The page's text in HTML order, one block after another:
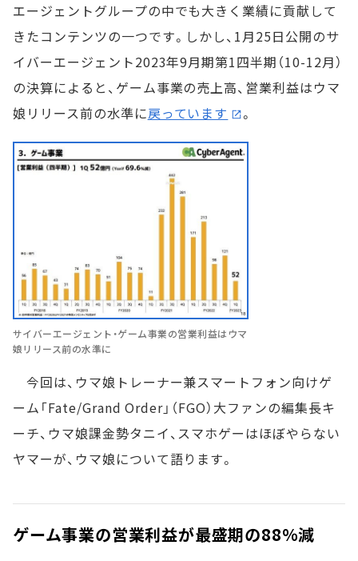
エージェントグループの中でも大きく業績に貢献して
きたコンテンツの一つです。しかし、1月25日公開のサ
イバーエージェント2023年9月期第1四半期（10-12月）
の決算によると、ゲーム事業の売上高、営業利益はウマ
娘リリース前の水準に戻っています 。
サイバーエージェント・ゲーム事業の営業利益はウマ
娘リリース前の水準に
今回は、ウマ娘トレーナー兼スマートフォン向けゲ
ーム「Fate/Grand Order」（FGO）大ファンの編集長キ
ーチ、ウマ娘課金勢タニイ、スマホゲーはほぼやらない
ヤマーが、ウマ娘について語ります。
ゲーム事業の営業利益が最盛期の88％減